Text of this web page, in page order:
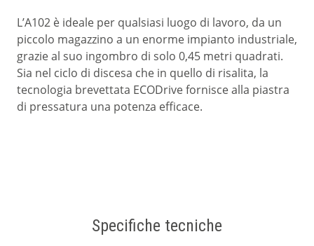
L’A102 è ideale per qualsiasi luogo di lavoro, da un
piccolo magazzino a un enorme impianto industriale,
grazie al suo ingombro di solo 0,45 metri quadrati.
Sia nel ciclo di discesa che in quello di risalita, la
tecnologia brevettata ECODrive fornisce alla piastra
di pressatura una potenza efficace.
Specifiche tecniche